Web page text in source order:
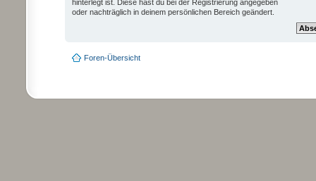
hinterlegt ist. Diese hast du bei der Registrierung angegeben
oder nachträglich in deinem persönlichen Bereich geändert.
Foren-Übersicht